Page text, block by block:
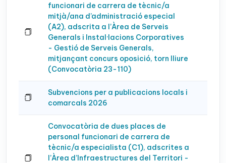
funcionari de carrera de tècnic/a
mitjà/ana d’administració especial
(A2), adscrita a l’Àrea de Serveis
Generals i Instal·lacions Corporatives
- Gestió de Serveis Generals,
mitjançant concurs oposició, torn lliure
(Convocatòria 23-110)
Subvencions per a publicacions locals i
comarcals 2026
Convocatòria de dues places de
personal funcionari de carrera de
tècnic/a especialista (C1), adscrites a
l’Àrea d’Infraestructures del Territori -